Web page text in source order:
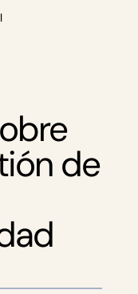
de